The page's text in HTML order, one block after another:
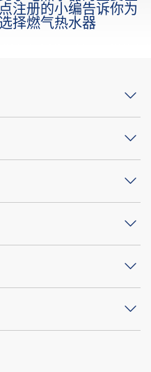
注册的小编告诉你为
择燃气热水器